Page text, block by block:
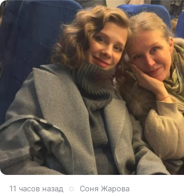
11 часов назад Соня Жарова